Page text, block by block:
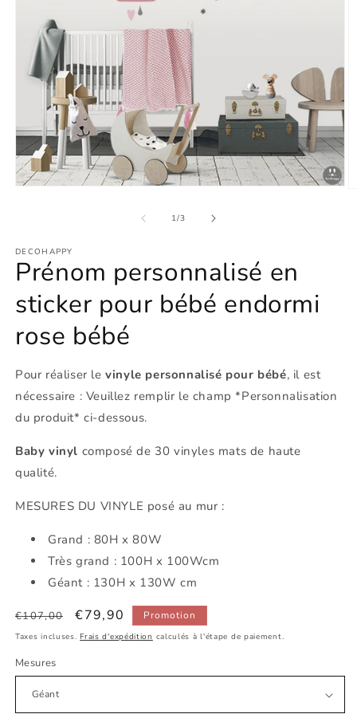
une
fenêtre
modale
1/de
3
DECOHAPPY
Prénom personnalisé en
sticker pour bébé endormi
rose bébé
Pour réaliser levinyle personnalisé pour bébé, il est
nécessaire : Veuillez remplir le champ *Personnalisation
du produit* ci-dessous.
Baby vinyl composé de 30 vinyles mats de haute
qualité.
MESURES DU VINYLE posé au mur :
Grand : 80H x 80W
Très grand : 100H x 100Wcm
Géant : 130H x 130W cm
Prix
habituel
€107,00
Prix
promotionnel
€79,90 Promotion
Taxes incluses.Frais d'expédition calculés à l'étape de paiement.
Mesures